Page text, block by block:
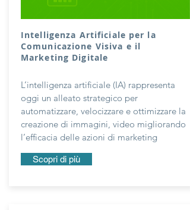
Intelligenza Artificiale per la
Comunicazione Visiva e il
Marketing Digitale
L’intelligenza artificiale (IA) rappresenta
oggi un alleato strategico per
automatizzare, velocizzare e ottimizzare la
creazione di immagini, video migliorando
l’efficacia delle azioni di marketing
Scopri di più